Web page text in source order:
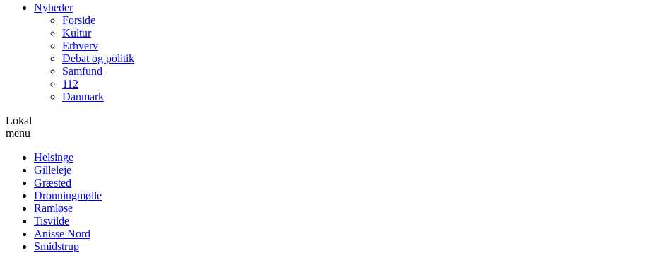
Nyheder
Forside
Kultur
Erhverv
Debat og politik
Samfund
112
Danmark
Lokal
menu
Helsinge
Gilleleje
Græsted
Dronningmølle
Ramløse
Tisvilde
Anisse Nord
Smidstrup